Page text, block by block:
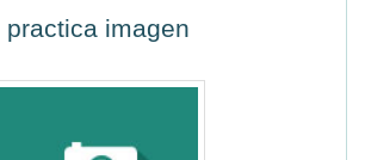
practica imagen